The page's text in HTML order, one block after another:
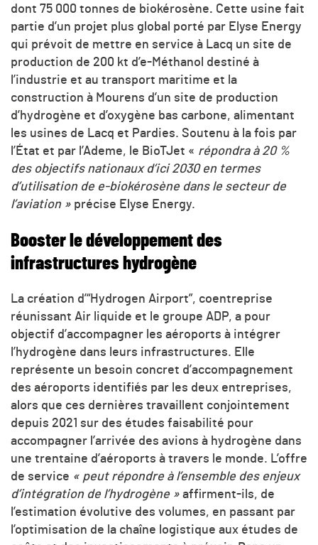
dont 75 000 tonnes de biokérosène. Cette usine fait
partie d’un projet plus global porté par Elyse Energy
qui prévoit de mettre en service à Lacq un site de
production de 200 kt d’e-Méthanol destiné à
l’industrie et au transport maritime et la
construction à Mourens d’un site de production
d’hydrogène et d’oxygène bas carbone, alimentant
les usines de Lacq et Pardies. Soutenu à la fois par
l’État et par l’Ademe, le BioTJet « répondra à 20 %
des objectifs nationaux d’ici 2030 en termes
d’utilisation de e-biokérosène dans le secteur de
l’aviation » précise Elyse Energy.
Booster le développement des
infrastructures hydrogène
La création d’“Hydrogen Airport”, coentreprise
réunissant Air liquide et le groupe ADP, a pour
objectif d’accompagner les aéroports à intégrer
l’hydrogène dans leurs infrastructures. Elle
représente un besoin concret d’accompagnement
des aéroports identifiés par les deux entreprises,
alors que ces dernières travaillent conjointement
depuis 2021 sur des études faisabilité pour
accompagner l’arrivée des avions à hydrogène dans
une trentaine d’aéroports à travers le monde. L’offre
de service « peut répondre à l’ensemble des enjeux
d’intégration de l’hydrogène » affirment-ils, de
l’estimation évolutive des volumes, en passant par
l’optimisation de la chaîne logistique aux études de